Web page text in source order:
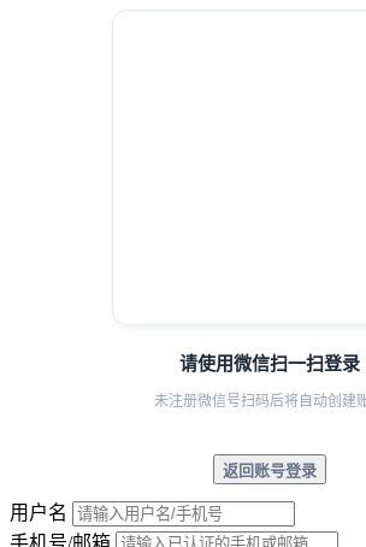
请使用微信扫一扫登录
未注册微信号扫码后将自动创建
返回账号登录
用户名
手机号/邮箱